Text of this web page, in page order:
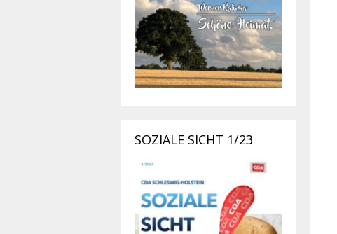
SOZIALE SICHT 1/23